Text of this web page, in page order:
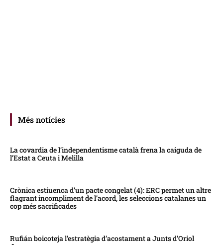
Més notícies
La covardia de l’independentisme català frena la caiguda de
l’Estat a Ceuta i Melilla
Crònica estiuenca d’un pacte congelat (4): ERC permet un altre
flagrant incompliment de l’acord, les seleccions catalanes un
cop més sacrificades
Rufián boicoteja l’estratègia d’acostament a Junts d’Oriol